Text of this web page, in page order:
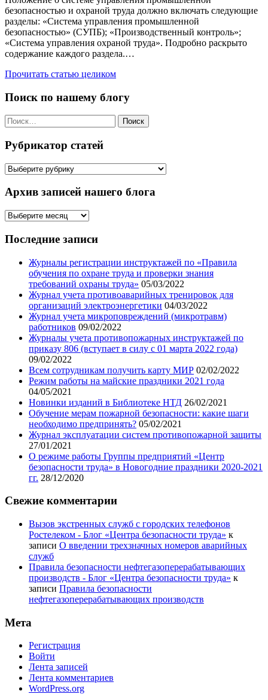
безопасностью и охраной труда должно включать следующие
разделы: «Система управления промышленной
безопасностью» (СУПБ); «Производственный контроль»;
«Система управления охраной труда». Подробно раскрыто
содержание каждого раздела.…
Прочитать статью целиком
Поиск по нашему блогу
Найти:
Рубрикатор статей
Рубрикатор
Архив записей нашего блога
Архив
нашего
Последние записи
Журналы регистрации инструктажей по «Правила
обучения по охране труда и проверки знания
требований охраны труда» 05/03/2022
Журнал учета противоаварийных тренировок для
организаций электроэнергетики 04/03/2022
Журнал учета микроповреждений (микротравм)
работников 09/02/2022
Журналы учета противопожарных инструктажей по
приказу 806 (вступает в силу с 01 марта 2022 года)
09/02/2022
Всем сотрудникам получить карту МИР 02/02/2022
Режим работы на майские праздники 2021 года
04/05/2021
Новинки изданий в Библиотеке НТД 26/02/2021
Обучение мерам пожарной безопасности: какие шаги
необходимо предпринять? 05/02/2021
Журнал эксплуатации систем противопожарной защиты
27/01/2021
О режиме работы Группы предприятий «Центр
безопасности труда» в Новогодние праздники 2020-2021
гг. 28/12/2020
Свежие комментарии
Вызов экстренных служб с городских телефонов
Ростелеком - Блог «Центра безопасности труда» к
записи О введении трехзначных номеров аварийных
служб
Правила безопасности нефтегазоперерабатывающих
производств - Блог «Центра безопасности труда» к
записи Правила безопасности
нефтегазоперерабатывающих производств
Мета
Регистрация
Войти
Лента записей
Лента комментариев
WordPress.org